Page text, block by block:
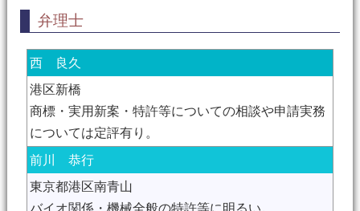
弁理士
西 良久
港区新橋
商標・実用新案・特許等についての相談や申請実務
については定評有り。
前川 恭行
東京都港区南青山
バイオ関係・機械全般の特許等に明るい。